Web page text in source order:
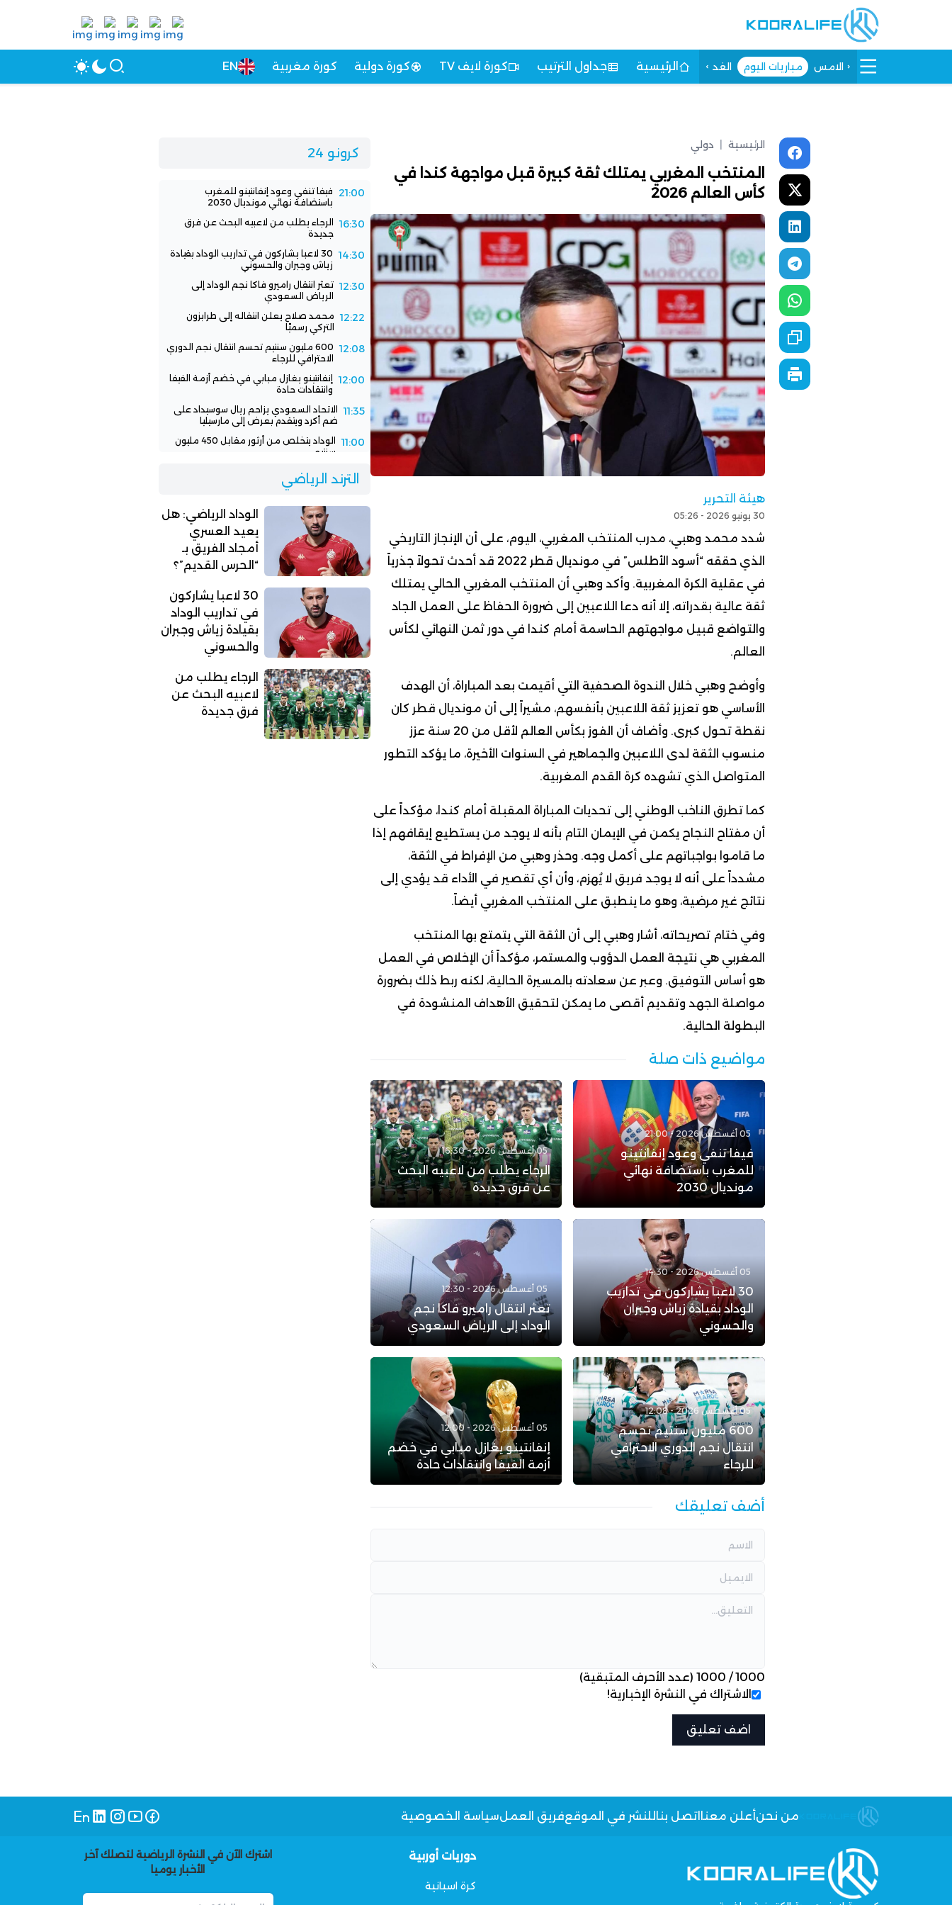
الامس مباريات اليوم الغد الرئيسية جداول الترتيب كورة لايف TV كورة دولية كورة مغربية EN
الرئيسية دولي
المنتخب المغربي يمتلك ثقة كبيرة قبل مواجهة كندا في
كأس العالم 2026
هيئة التحرير
30 يونيو 2026 - 05:26
شدد محمد وهبي، مدرب المنتخب المغربي، اليوم، على أن الإنجاز التاريخي
الذي حققه “أسود الأطلس” في مونديال قطر 2022 قد أحدث تحولاً جذرياً
في عقلية الكرة المغربية. وأكد وهبي أن المنتخب المغربي الحالي يمتلك
ثقة عالية بقدراته، إلا أنه دعا اللاعبين إلى ضرورة الحفاظ على العمل الجاد
والتواضع قبيل مواجهتهم الحاسمة أمام كندا في دور ثمن النهائي لكأس
العالم.
وأوضح وهبي خلال الندوة الصحفية التي أقيمت بعد المباراة، أن الهدف
الأساسي هو تعزيز ثقة اللاعبين بأنفسهم، مشيراً إلى أن مونديال قطر كان
نقطة تحول كبرى. وأضاف أن الفوز بكأس العالم لأقل من 20 سنة عزز
منسوب الثقة لدى اللاعبين والجماهير في السنوات الأخيرة، ما يؤكد التطور
المتواصل الذي تشهده كرة القدم المغربية.
كما تطرق الناخب الوطني إلى تحديات المباراة المقبلة أمام كندا، مؤكداً على
أن مفتاح النجاح يكمن في الإيمان التام بأنه لا يوجد من يستطيع إيقافهم إذا
ما قاموا بواجباتهم على أكمل وجه. وحذر وهبي من الإفراط في الثقة،
مشدداً على أنه لا يوجد فريق لا يُهزم، وأن أي تقصير في الأداء قد يؤدي إلى
نتائج غير مرضية، وهو ما ينطبق على المنتخب المغربي أيضاً.
وفي ختام تصريحاته، أشار وهبي إلى أن الثقة التي يتمتع بها المنتخب
المغربي هي نتيجة العمل الدؤوب والمستمر، مؤكداً أن الإخلاص في العمل
هو أساس التوفيق. وعبر عن سعادته بالمسيرة الحالية، لكنه ربط ذلك بضرورة
مواصلة الجهد وتقديم أقصى ما يمكن لتحقيق الأهداف المنشودة في
البطولة الحالية.
مواضيع ذات صلة
05 أغسطس 2026 - 21:00
فيفا تنفي وعود إنفانتينو
للمغرب باستضافة نهائي
مونديال 2030
05 أغسطس 2026 - 16:30
الرجاء يطلب من لاعبيه البحث
عن فرق جديدة
05 أغسطس 2026 - 14:30
30 لاعبا يشاركون في تداريب
الوداد بقيادة زياش وجبران
والحسوني
05 أغسطس 2026 - 12:30
تعثر انتقال راميرو فاكا نجم
الوداد إلى الرياض السعودي
05 أغسطس 2026 - 12:08
600 مليون سنتيم تحسم
انتقال نجم الدوري الاحترافي
للرجاء
05 أغسطس 2026 - 12:00
إنفانتينو يغازل مبابي في خضم
أزمة الفيفا وانتقادات حادة
أضف تعليقك
1000
/
1000 (عدد الأحرف المتبقية)
الاشتراك في النشرة الإخبارية!
كرونو 24
21:00
فيفا تنفي وعود إنفانتينو للمغرب
باستضافة نهائي مونديال 2030
16:30
الرجاء يطلب من لاعبيه البحث عن فرق
جديدة
14:30
30 لاعبا يشاركون في تداريب الوداد بقيادة
زياش وجبران والحسوني
12:30 تعثر انتقال راميرو فاكا نجم الوداد إلى
الرياض السعودي
12:22 محمد صلاح يعلن انتقاله إلى طرابزون
التركي رسميًا
12:08
600 مليون سنتيم تحسم انتقال نجم الدوري
الاحترافي للرجاء
12:00
إنفانتينو يغازل مبابي في خضم أزمة الفيفا
وانتقادات حادة
11:35
الاتحاد السعودي يزاحم ريال سوسيداد على
ضم أكرد ويتقدم بعرض إلى مارسيليا
11:00
الوداد يتخلص من أرثور مقابل 450 مليون
سنتيم
10:30
الوداد الرياضي: هل يعيد العسري أمجاد
الفريق بـ “الحرس القديم”؟
الترند الرياضي
الوداد الرياضي: هل
يعيد العسري
أمجاد الفريق بـ
“الحرس القديم”؟
30 لاعبا يشاركون
في تداريب الوداد
بقيادة زياش وجبران
والحسوني
الرجاء يطلب من
لاعبيه البحث عن
فرق جديدة
من نحنأعلن معنا اتصل بنا للنشر في الموقعفريق العملسياسة الخصوصية
دوريات أوربية
كرة اسبانية
اشترك الآن في النشرة الرياضية لتصلك آخر
الأخبار يوميا